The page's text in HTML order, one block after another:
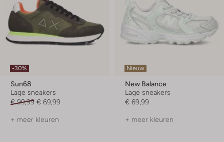
-30%
Sun68
Lage sneakers
€ 99,99 € 69,99
+ meer kleuren
Nieuw
New Balance
Lage sneakers
€ 69,99
+ meer kleuren